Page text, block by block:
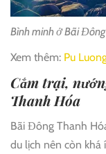
Bình minh ở Bãi
Xem thêm: Pu
Cắm trại,
Thanh Hóa
Bãi Đông Thanh
du lịch nên còn khá